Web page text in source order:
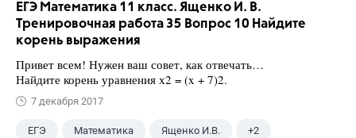
ЕГЭ Математика 11 класс. Ященко И. В.
Тренировочная работа 35 Вопрос 10 Найдите
корень выражения
Привет всем! Нужен ваш совет, как отвечать…
Найдите корень уравнения х2 = (x + 7)2.
7 декабря 2017
ЕГЭ Математика Ященко И.В. +2